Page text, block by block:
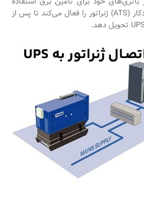
می‌کند. هم‌زمان، سوئیچ انتقال خودکار (ATS) ژنراتور را فعال می‌کند تا پس از